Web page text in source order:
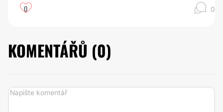
0 0
KOMENTÁŘŮ (0)